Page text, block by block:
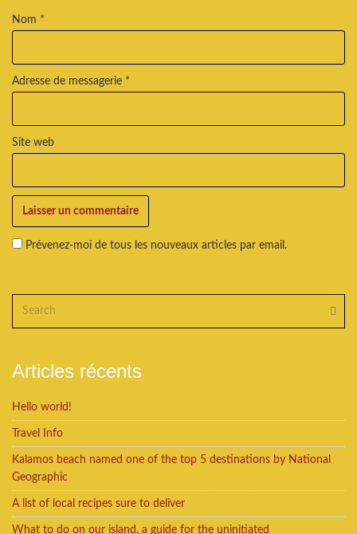
Nom *
Adresse de messagerie *
Site web
Prévenez-moi de tous les nouveaux articles par email.
Articles récents
Hello world!
Travel Info
Kalamos beach named one of the top 5 destinations by National
Geographic
A list of local recipes sure to deliver
What to do on our island, a guide for the uninitiated